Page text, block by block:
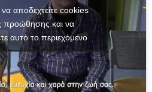
να αποδεχτείτε cookies
προώθησης και να
αυτό το περιεχόμενο